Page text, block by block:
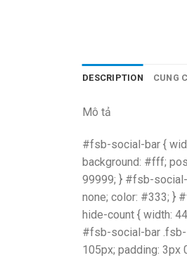
DESCRIPTION CUNG
Mô tả
#fsb-social-bar {
background: #fff;
99999; } #fsb-
none; color: #333; }
hide-count { width:
#fsb-social-bar .fsb-
105px; padding: